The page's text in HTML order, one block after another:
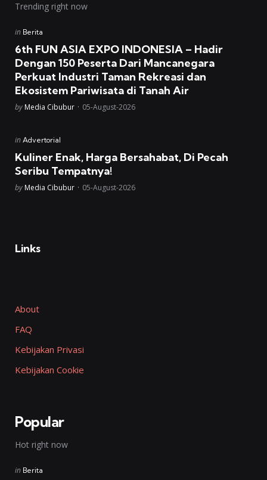
Trending right now
Posted
in Berita
6th FUN ASIA EXPO INDONESIA – Hadir
Dengan 150 Peserta Dari Mancanegara
Perkuat Industri Taman Rekreasi dan
Ekosistem Pariwisata di Tanah Air
Posted
by Media Cibubur 05-August-2026
Posted
in Advertorial
Kuliner Enak, Harga Bersahabat, Di Pecah
Seribu Tempatnya!
Posted
by Media Cibubur 05-August-2026
Links
About
FAQ
Kebijakan Privasi
Kebijakan Cookie
Popular
Hot right now
Posted
in Berita